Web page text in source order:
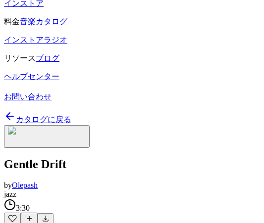
インストア
料金音楽カタログ
インストアラジオ
リソースブログ
ヘルプセンター
お問い合わせ
カタログに戻る
Gentle Drift
byOlepash
jazz
3:30